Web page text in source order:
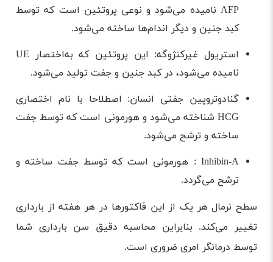
AFP نامیده می‌شود و نوعی پروتئین است که توسط
کبد جنین و دیگر اندام‌ها ساخته می‌شود.
استریول غیرکنژوگه: این پروتئین که به‌اختصار UE
نامیده می‌شود، در کبد جنین و جفت تولید می‌شود.
گنادوتروپین جفتی انسان: اصطلاحا با نام اختصاری
HCG شناخته می‌شود و هورمونی است که توسط جفت
ساخته و ترشح می‌شود.
Inhibin-A : هورمونی است که توسط جفت ساخته و
ترشح می‌گردد.
سطح نرمال هر یک از این فاکتورها در هر هفته از بارداری
تغییر می‌کند. بنابراین محاسبه دقیق سن بارداری شما
توسط درمانگر امری ضروری است.